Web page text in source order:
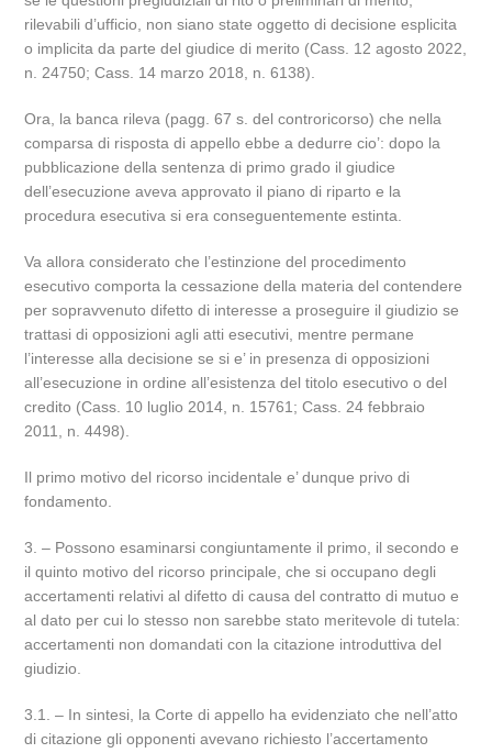
rilevabili d’ufficio, non siano state oggetto di decisione esplicita
o implicita da parte del giudice di merito (Cass. 12 agosto 2022,
n. 24750; Cass. 14 marzo 2018, n. 6138).
Ora, la banca rileva (pagg. 67 s. del controricorso) che nella
comparsa di risposta di appello ebbe a dedurre cio’: dopo la
pubblicazione della sentenza di primo grado il giudice
dell’esecuzione aveva approvato il piano di riparto e la
procedura esecutiva si era conseguentemente estinta.
Va allora considerato che l’estinzione del procedimento
esecutivo comporta la cessazione della materia del contendere
per sopravvenuto difetto di interesse a proseguire il giudizio se
trattasi di opposizioni agli atti esecutivi, mentre permane
l’interesse alla decisione se si e’ in presenza di opposizioni
all’esecuzione in ordine all’esistenza del titolo esecutivo o del
credito (Cass. 10 luglio 2014, n. 15761; Cass. 24 febbraio
2011, n. 4498).
Il primo motivo del ricorso incidentale e’ dunque privo di
fondamento.
3. – Possono esaminarsi congiuntamente il primo, il secondo e
il quinto motivo del ricorso principale, che si occupano degli
accertamenti relativi al difetto di causa del contratto di mutuo e
al dato per cui lo stesso non sarebbe stato meritevole di tutela:
accertamenti non domandati con la citazione introduttiva del
giudizio.
3.1. – In sintesi, la Corte di appello ha evidenziato che nell’atto
di citazione gli opponenti avevano richiesto l’accertamento